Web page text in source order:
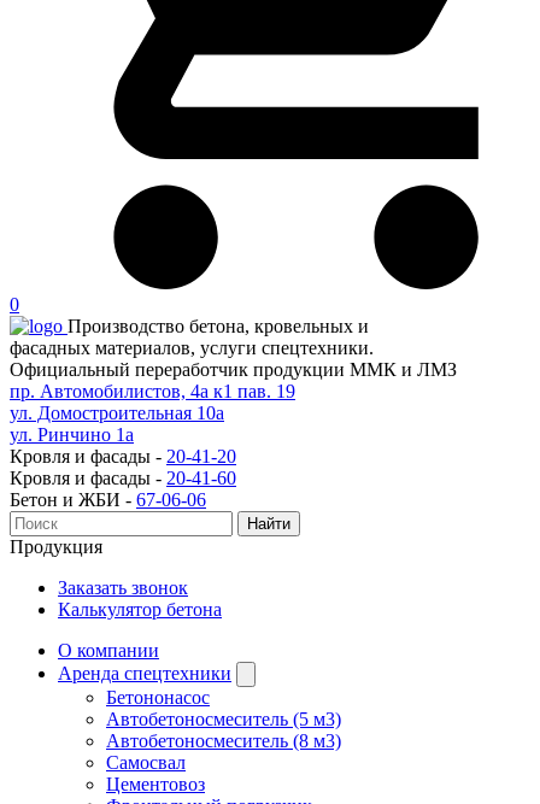
0
Производство бетона, кровельных и
фасадных материалов, услуги спецтехники.
Официальный переработчик продукции ММК и ЛМЗ
пр. Автомобилистов, 4а к1 пав. 19
ул. Домостроительная 10а
ул. Ринчино 1а
Кровля и фасады - 20-41-20
Кровля и фасады - 20-41-60
Бетон и ЖБИ - 67-06-06
Найти
Продукция
Заказать звонок
Калькулятор бетона
О компании
Аренда спецтехники
Бетононасос
Автобетоносмеситель (5 м3)
Автобетоносмеситель (8 м3)
Самосвал
Цементовоз